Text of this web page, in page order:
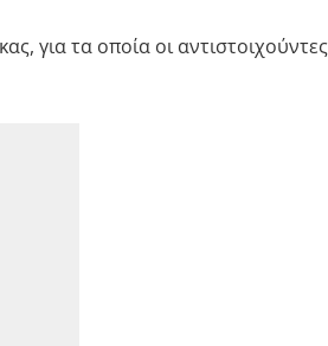
για τα οποία οι αντιστοιχούντες